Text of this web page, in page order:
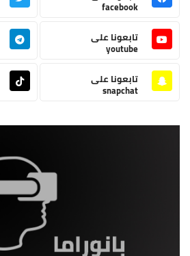
facebook
تابعونا على
youtube
تابعونا على
snapchat